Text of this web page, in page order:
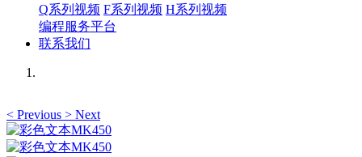
Q系列视频 F系列视频 H系列视频
编程服务平台
联系我们
< Previous > Next